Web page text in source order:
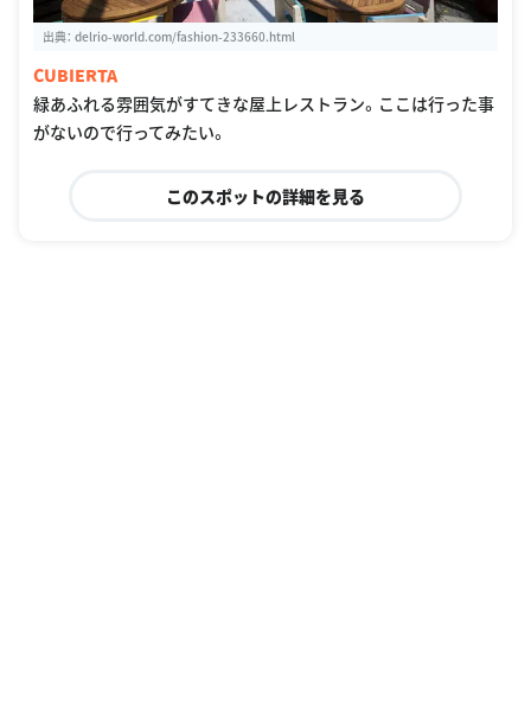
出典： delrio-world.com/fashion-233660.html
CUBIERTA
緑あふれる雰囲気がすてきな屋上レストラン。ここは行った事
がないので行ってみたい。
このスポットの詳細を見る